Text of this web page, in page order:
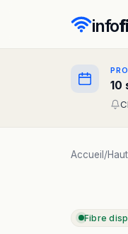
info
10
Accueil /
Fibre